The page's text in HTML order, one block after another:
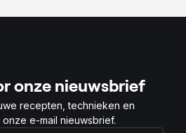
onze nieuwsbrief
recepten, technieken en
e-mail nieuwsbrief.